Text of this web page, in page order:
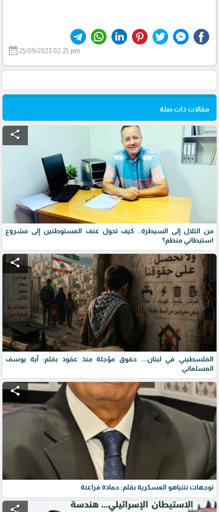
calendar_month25/09/2023 02:25 pm
مقالات ذات صلة
share
من التلال إلى السيطرة.. كيف تحول عنف المستوطنين إلى مشروع
استيطاني منظم؟
share
الفلسطيني في لبنان... حقوق مؤجلة منذ عقود بقلم: آية يوسف
المسلماني
share
توجهات نتنياهو العسكرية بقلم: حمادة فراعنة
share